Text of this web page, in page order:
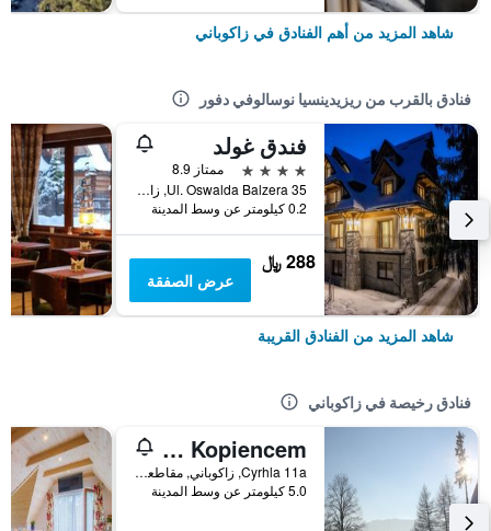
شاهد المزيد من أهم الفنادق في زاكوباني
فنادق بالقرب من ريزيدينسيا نوسالوفي دفور
فندق غولد
4 نجوم
ممتاز 8.9
Ul. Oswalda Balzera 35, زاكوباني, مقاطعة بولندا الصغرى, بولندا
0.2 كيلومتر عن وسط المدينة
288 ﷼
عرض الصفقة
شاهد المزيد من الفنادق القريبة
فنادق رخيصة في زاكوباني
Willa Pod Kopiencem
Cyrhla 11a, زاكوباني, مقاطعة بولندا الصغرى, بولندا
5.0 كيلومتر عن وسط المدينة